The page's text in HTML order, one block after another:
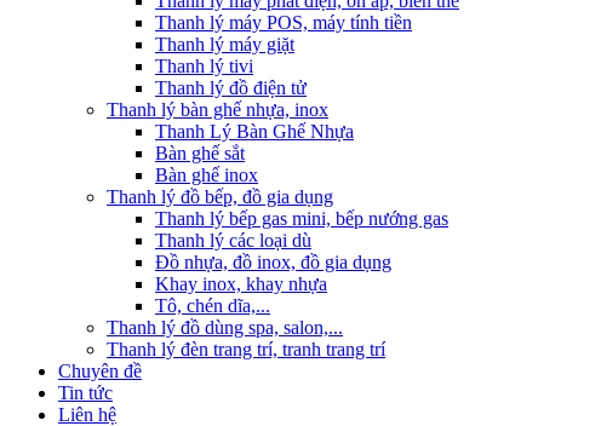
Thanh lý máy POS, máy tính tiền
Thanh lý máy giặt
Thanh lý tivi
Thanh lý đồ điện tử
Thanh lý bàn ghế nhựa, inox
Thanh Lý Bàn Ghế Nhựa
Bàn ghế sắt
Bàn ghế inox
Thanh lý đồ bếp, đồ gia dụng
Thanh lý bếp gas mini, bếp nướng gas
Thanh lý các loại dù
Đồ nhựa, đồ inox, đồ gia dụng
Khay inox, khay nhựa
Tô, chén dĩa,...
Thanh lý đồ dùng spa, salon,...
Thanh lý đèn trang trí, tranh trang trí
Chuyên đề
Tin tức
Liên hệ